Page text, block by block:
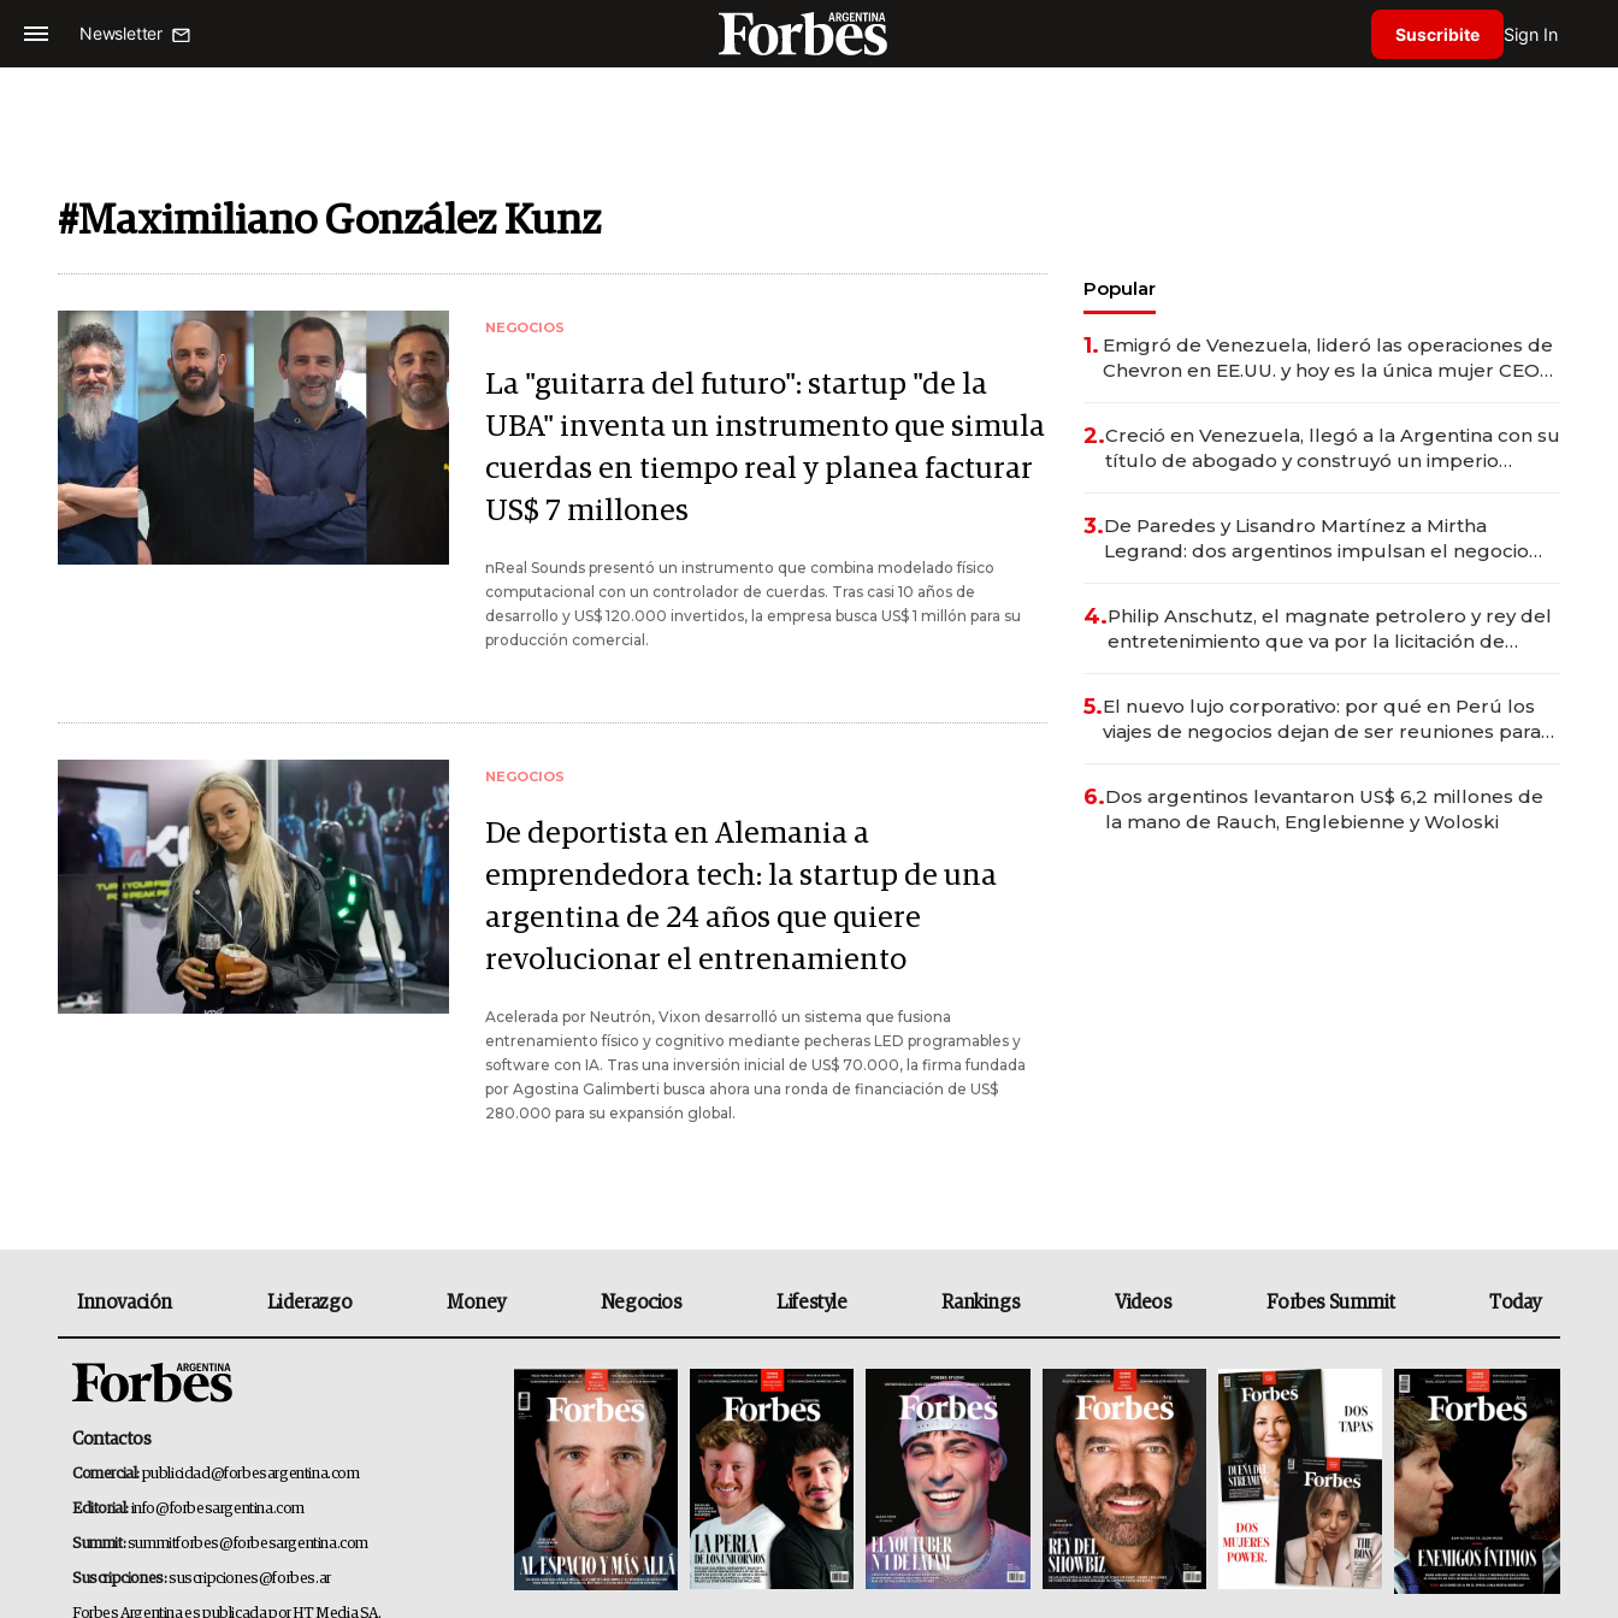
Newsletter Suscribite Sign In
#Maximiliano González Kunz
NEGOCIOS
La "guitarra del futuro": startup "de la
UBA" inventa un instrumento que simula
cuerdas en tiempo real y planea facturar
US$ 7 millones
nReal Sounds presentó un instrumento que combina modelado físico
computacional con un controlador de cuerdas. Tras casi 10 años de
desarrollo y US$ 120.000 invertidos, la empresa busca US$ 1 millón para su
producción comercial.
NEGOCIOS
De deportista en Alemania a
emprendedora tech: la startup de una
argentina de 24 años que quiere
revolucionar el entrenamiento
Acelerada por Neutrón, Vixon desarrolló un sistema que fusiona
entrenamiento físico y cognitivo mediante pecheras LED programables y
software con IA. Tras una inversión inicial de US$ 70.000, la firma fundada
por Agostina Galimberti busca ahora una ronda de financiación de US$
280.000 para su expansión global.
Popular
1. Emigró de Venezuela, lideró las operaciones de
Chevron en EE.UU. y hoy es la única mujer CEO
2.Creció en Venezuela, llegó a la Argentina con su
título de abogado y construyó un imperio
3.De Paredes y Lisandro Martínez a Mirtha
Legrand: dos argentinos impulsan el negocio
4.Philip Anschutz, el magnate petrolero y rey del
entretenimiento que va por la licitación de
5.El nuevo lujo corporativo: por qué en Perú los
viajes de negocios dejan de ser reuniones para
6.Dos argentinos levantaron US$ 6,2 millones de
la mano de Rauch, Englebienne y Woloski
Innovación Liderazgo Money Negocios Lifestyle Rankings Videos Forbes Summit Today
Contactos
Comercial:publicidad@forbesargentina.com
Editorial:info@forbesargentina.com
Summit:summitforbes@forbesargentina.com
Suscripciones:suscripciones@forbes.ar
Forbes Argentina es publicada por HT Media SA.